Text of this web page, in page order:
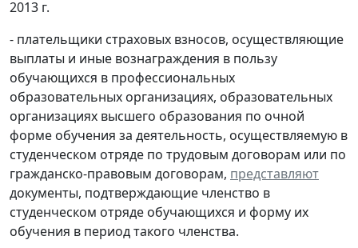
2013 г.
- плательщики страховых взносов, осуществляющие
выплаты и иные вознаграждения в пользу
обучающихся в профессиональных
образовательных организациях, образовательных
организациях высшего образования по очной
форме обучения за деятельность, осуществляемую в
студенческом отряде по трудовым договорам или по
гражданско-правовым договорам, представляют
документы, подтверждающие членство в
студенческом отряде обучающихся и форму их
обучения в период такого членства.